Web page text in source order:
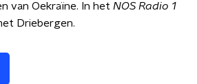
van Oekraïne. In het NOS Radio 1
Driebergen.